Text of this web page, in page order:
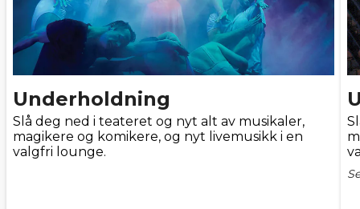
Underholdning
Slå deg ned i teateret og nyt alt av musikaler,
magikere og komikere, og nyt livemusikk i en
valgfri lounge.